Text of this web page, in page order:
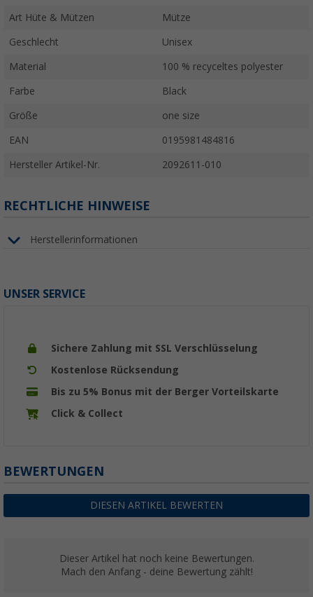
Art Hüte & Mützen Mütze
Geschlecht Unisex
Material 100 % recyceltes polyester
Farbe Black
Größe one size
EAN 0195981484816
Hersteller Artikel-Nr. 2092611-010
RECHTLICHE HINWEISE
Herstellerinformationen
UNSER SERVICE
Sichere Zahlung mit SSL Verschlüsselung
Kostenlose Rücksendung
Bis zu 5% Bonus mit der Berger Vorteilskarte
Click & Collect
BEWERTUNGEN
DIESEN ARTIKEL BEWERTEN
Dieser Artikel hat noch keine Bewertungen.
Mach den Anfang - deine Bewertung zählt!